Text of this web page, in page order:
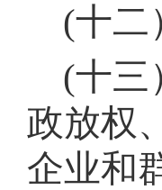
(十二
(十三
政放权
企业和